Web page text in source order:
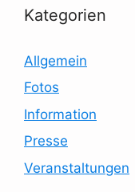
Kategorien
Allgemein
Fotos
Information
Presse
Veranstaltungen